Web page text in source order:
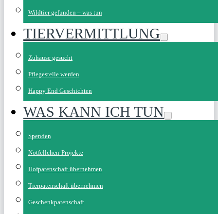
Wildtier gefunden – was tun
TIERVERMITTLUNG
Zuhause gesucht
Pflegestelle werden
Happy End Geschichten
WAS KANN ICH TUN
Spenden
Notfellchen-Projekte
Hofpatenschaft übernehmen
Tierpatenschaft übernehmen
Geschenkpatenschaft